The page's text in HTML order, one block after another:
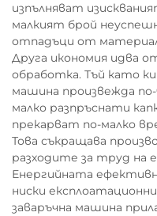
изпълняват
малкият брой
отпадъци от
Друга икономия идва
обработка. Тъй като
машина произвежда
малко разпръснати
прекарват по-малко
Това съкращава
разходите за труд на
Енергийната
ниски
заваръчна машина